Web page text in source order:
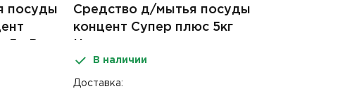
посуды
Средство д/мытья посуды
концент Супер плюс 5кг
В наличии
Доставка: